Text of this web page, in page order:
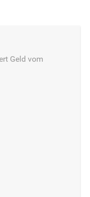
Geld vom